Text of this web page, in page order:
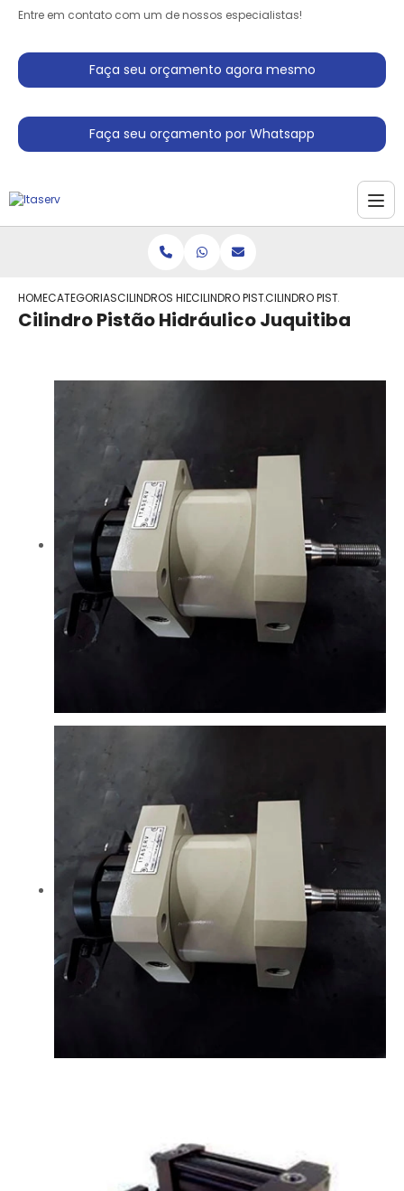
Entre em contato com um de nossos especialistas!
Faça seu orçamento agora mesmo
Faça seu orçamento por Whatsapp
HOMECATEGORIASCILINDROS HIDRAULICOCILINDRO PISTAO HIDRAULICO
CILINDRO PISTAO
Cilindro Pistão Hidráulico Juquitiba